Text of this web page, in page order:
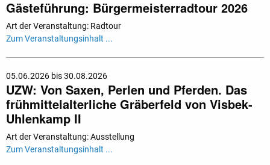
Gästeführung: Bürgermeisterradtour 2026
Art der Veranstaltung: Radtour
Zum Veranstaltungsinhalt ...
05.06.2026 bis 30.08.2026
UZW: Von Saxen, Perlen und Pferden. Das
frühmittelalterliche Gräberfeld von Visbek-
Uhlenkamp II
Art der Veranstaltung: Ausstellung
Zum Veranstaltungsinhalt ...